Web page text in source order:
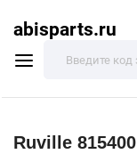
abisparts.ru
Ruville 815400